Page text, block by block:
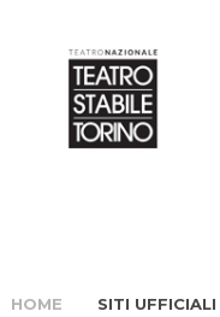
HOME SITI UFFICIALI